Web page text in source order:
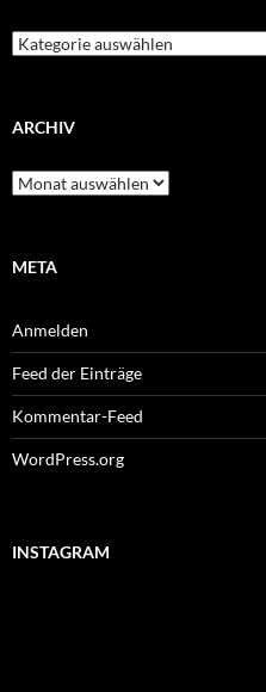
Kategorien
ARCHIV
Archiv
META
Anmelden
Feed der Einträge
Kommentar-Feed
WordPress.org
INSTAGRAM